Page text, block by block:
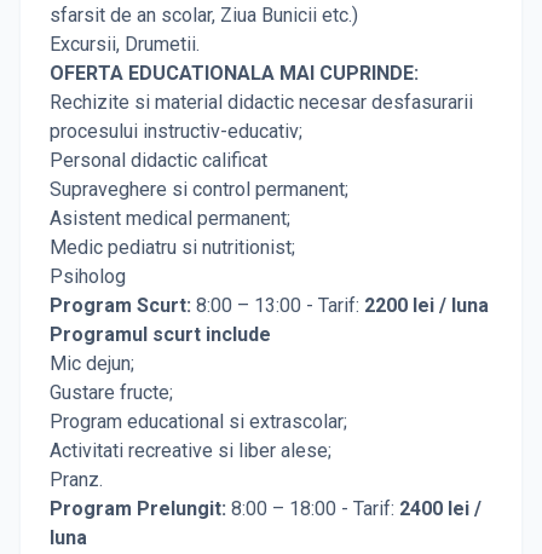
sfarsit de an scolar, Ziua Bunicii etc.)
Excursii, Drumetii.
OFERTA EDUCATIONALA MAI CUPRINDE:
Rechizite si material didactic necesar desfasurarii
procesului instructiv-educativ;
Personal didactic calificat
Supraveghere si control permanent;
Asistent medical permanent;
Medic pediatru si nutritionist;
Psiholog
Program Scurt: 8:00 – 13:00 - Tarif: 2200 lei / luna
Programul scurt include
Mic dejun;
Gustare fructe;
Program educational si extrascolar;
Activitati recreative si liber alese;
Pranz.
Program Prelungit: 8:00 – 18:00 - Tarif: 2400 lei /
luna